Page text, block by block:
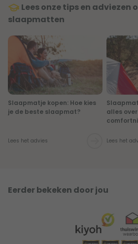
Lees onze tips en adviezen
slaapmatten
Slaapmatje kopen: Hoe kies
je de beste slaapmat?
Lees het advies
alles
Lees het
Eerder bekeken door jou